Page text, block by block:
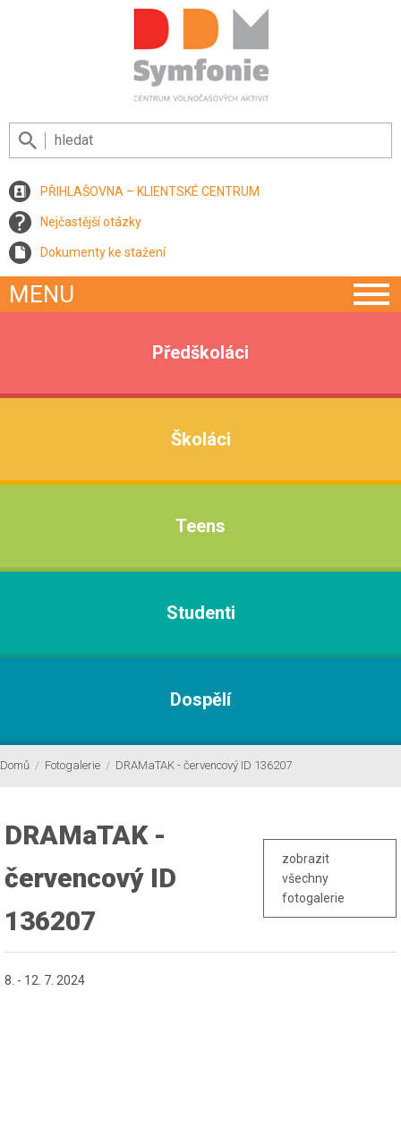
PŘIHLAŠOVNA – KLIENTSKÉ CENTRUM
Nejčastější otázky
Dokumenty ke stažení
MENU
Předškoláci
Školáci
Teens
Studenti
Dospělí
Domů / Fotogalerie / DRAMaTAK - červencový ID 136207
DRAMaTAK -
červencový ID
136207
zobrazit
všechny
fotogalerie
8. - 12. 7. 2024